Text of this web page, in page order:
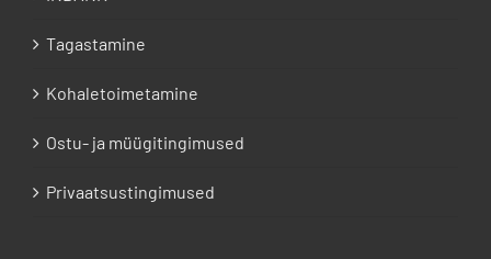
Tagastamine
Kohaletoimetamine
Ostu- ja müügitingimused
Privaatsustingimused